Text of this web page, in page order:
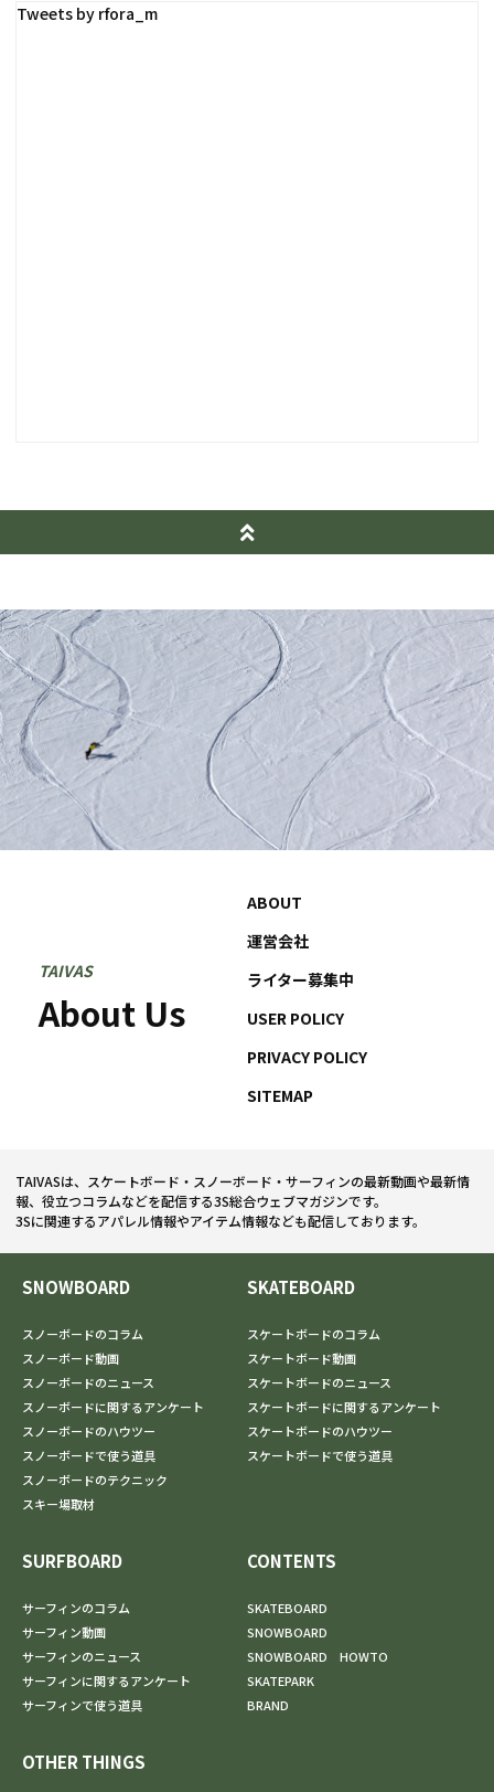
Tweets by rfora_m
TAIVAS
About Us
ABOUT
運営会社
ライター募集中
USER POLICY
PRIVACY POLICY
SITEMAP
TAIVASは、スケートボード・スノーボード・サーフィンの最新動画や最新情
報、役立つコラムなどを配信する3S総合ウェブマガジンです。
3Sに関連するアパレル情報やアイテム情報なども配信しております。
SNOWBOARD
スノーボードのコラム
スノーボード動画
スノーボードのニュース
スノーボードに関するアンケート
スノーボードのハウツー
スノーボードで使う道具
スノーボードのテクニック
スキー場取材
SKATEBOARD
スケートボードのコラム
スケートボード動画
スケートボードのニュース
スケートボードに関するアンケート
スケートボードのハウツー
スケートボードで使う道具
SURFBOARD
サーフィンのコラム
サーフィン動画
サーフィンのニュース
サーフィンに関するアンケート
サーフィンで使う道具
CONTENTS
SKATEBOARD
SNOWBOARD
SNOWBOARD HOWTO
SKATEPARK
BRAND
OTHER THINGS